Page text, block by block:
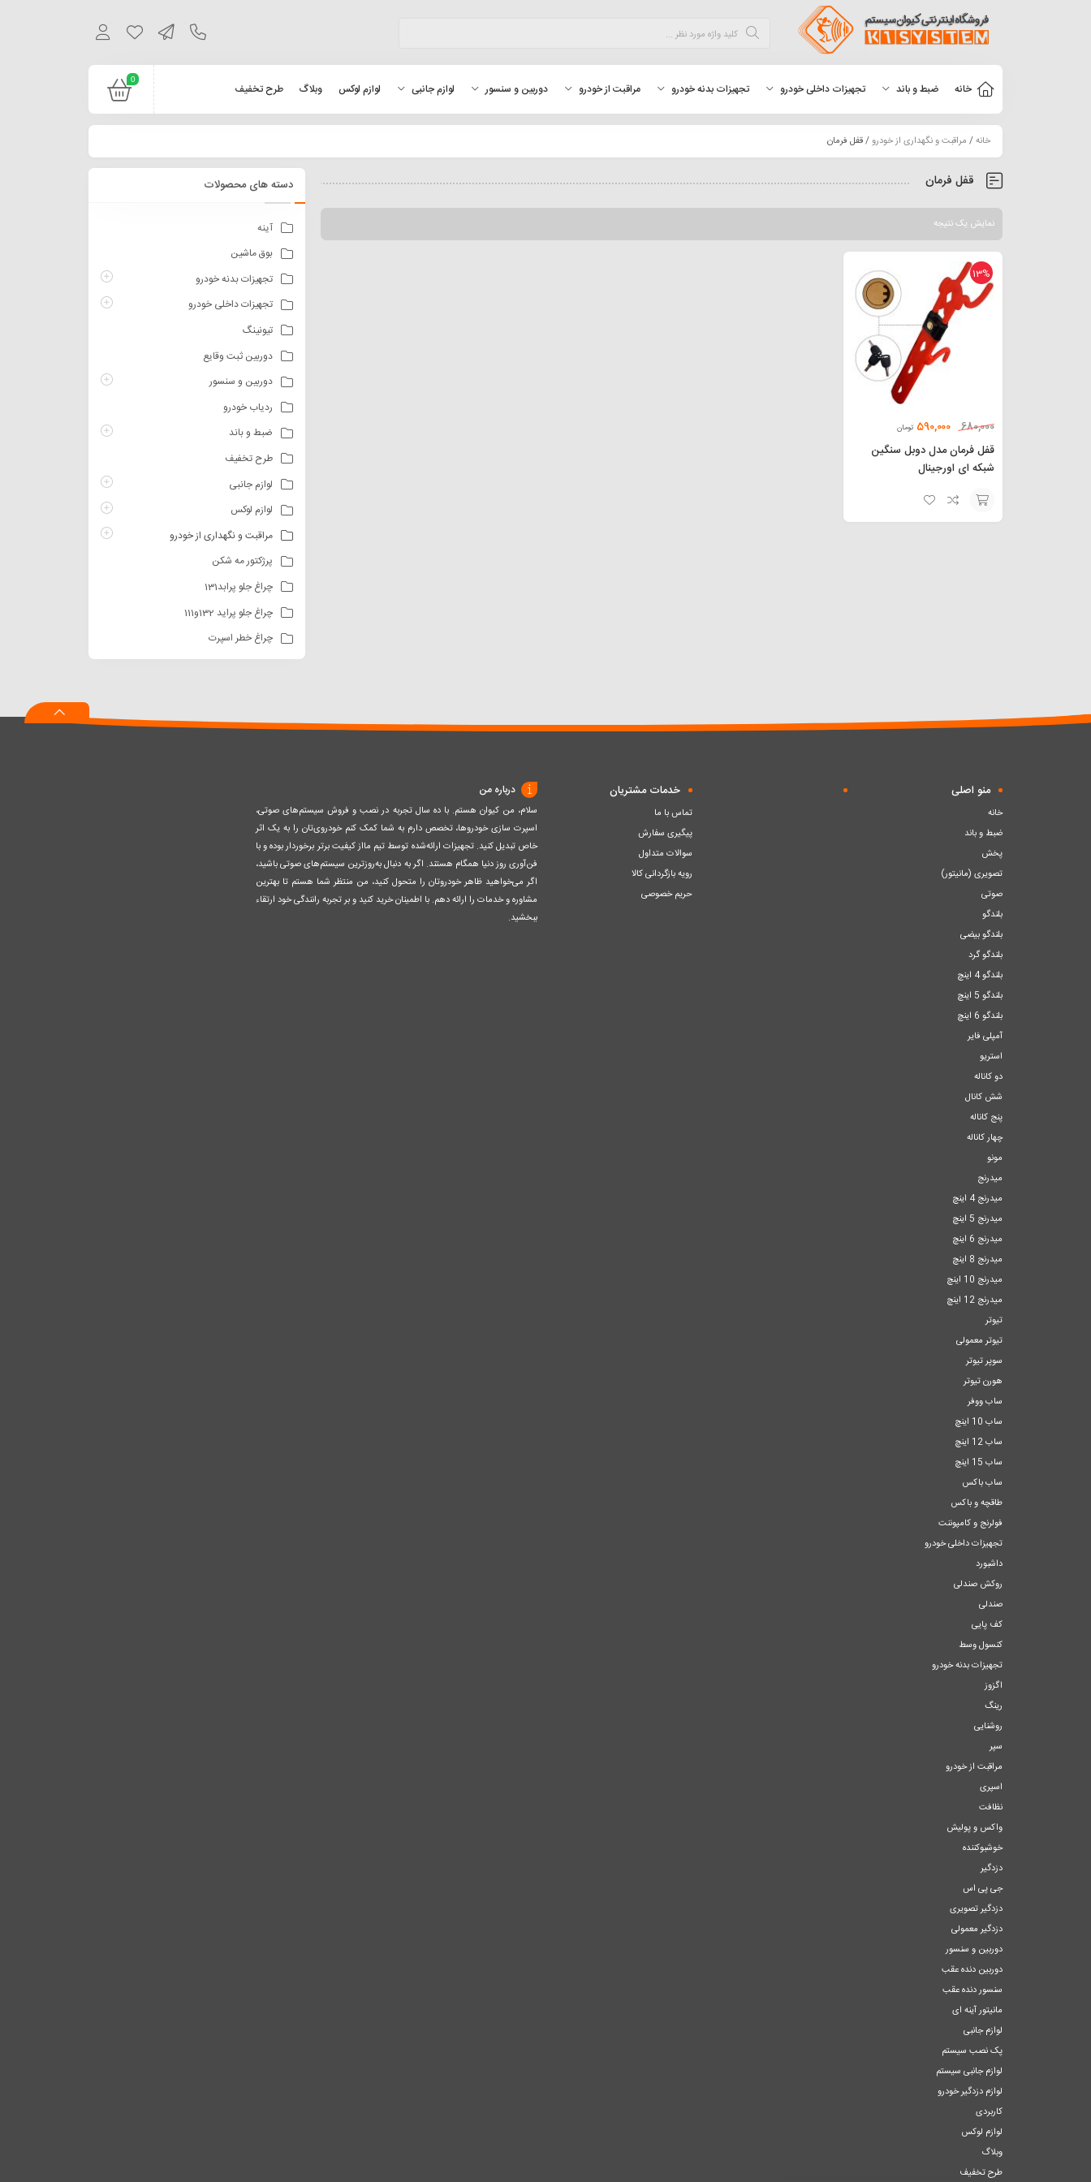
0
خانه ضبط و باند تجهیزات داخلی خودرو تجهیزات بدنه خودرو مراقبت از خودرو دوربین و سنسور لوازم جانبی لوازم لوکس وبلاگ طرح تخفیف
خانه/ مراقبت و نگهداری از خودرو/ قفل فرمان
قفل فرمان
نمایش یک نتیجه
13%
680,000
590,000 تومان
قفل فرمان مدل دوبل سنگین
شبکه ای اورجینال
افزودن
دسته های محصولات
آینه
بوق ماشین
تجهیزات بدنه خودرو
تجهیزات داخلی خودرو
تیونینگ
دوربین ثبت وقایع
دوربین و سنسور
ردیاب خودرو
ضبط و باند
طرح تخفیف
لوازم جانبی
لوازم لوکس
مراقبت و نگهداری از خودرو
پرژکتور مه شکن
چراغ جلو پرابد131
چراغ جلو پراید 132و111
چراغ خطر اسپرت
منو اصلی
خانه
ضبط و باند
پخش
تصویری (مانیتور)
صوتی
بلندگو
بلندگو بیضی
بلندگو گرد
بلندگو 4 اینچ
بلندگو 5 اینچ
بلندگو 6 اینچ
آمپلی فایر
استریو
دو کاناله
شش کانال
پنج کاناله
چهار کاناله
مونو
میدرنج
میدرنج 4 اینچ
میدرنج 5 اینچ
میدرنج 6 اینچ
میدرنج 8 اینچ
میدرنج 10 اینچ
میدرنج 12 اینچ
تیوتر
تیوتر معمولی
سوپر تیوتر
هورن تیوتر
ساب ووفر
ساب 10 اینچ
ساب 12 اینچ
ساب 15 اینچ
ساب باکس
طاقچه و باکس
فولرنج و کامپوننت
تجهیزات داخلی خودرو
داشبورد
روکش صندلی
صندلی
کف پایی
کنسول وسط
تجهیزات بدنه خودرو
اگزوز
رینگ
روشنایی
سپر
مراقبت از خودرو
اسپری
نظافت
واکس و پولیش
خوشبوکننده
دزدگیر
جی پی اس
دزدگیر تصویری
دزدگیر معمولی
دوربین و سنسور
دوربین دنده عقب
سنسور دنده عقب
مانیتور آینه ای
لوازم جانبی
پک نصب سیستم
لوازم جانبی سیستم
لوازم دزدگیر خودرو
کاربردی
لوازم لوکس
وبلاگ
طرح تخفیف
خدمات مشتریان
تماس با ما
پیگیری سفارش
سوالات متداول
رویه بازگردانی کالا
حریم خصوصی
درباره من
سلام، من کیوان هستم. با ده سال تجربه در نصب و فروش سیستم‌های صوتی،
اسپرت سازی خودروها، تخصص دارم به شما کمک کنم خودروی‌تان را به یک اثر
خاص تبدیل کنید. تجهیزات ارائه‌شده توسط تیم مااز کیفیت برتر برخوردار بوده و با
فن‌آوری روز دنیا همگام هستند. اگر به دنبال به‌روزترین سیستم‌های صوتی باشید،
اگر می‌خواهید ظاهر خودروتان را متحول کنید، من منتظر شما هستم تا بهترین
مشاوره و خدمات را ارائه دهم. با اطمینان خرید کنید و بر تجربه رانندگی خود ارتقاء
ببخشید.